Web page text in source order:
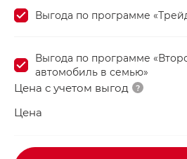
Выгода по программе
Выгода по программе
автомобиль в семью»
Цена с учетом выгод
Цена